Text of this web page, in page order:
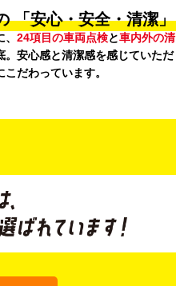
「安心・安全・清潔」
24項目の車両点検と車内外の清
。安心感と清潔感を感じていただ
だわっています。